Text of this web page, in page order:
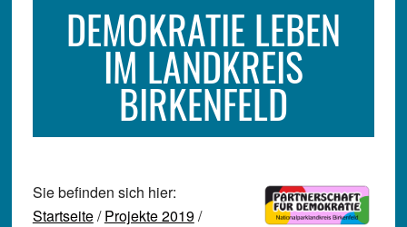
DEMOKRATIE LEBEN
IM LANDKREIS
BIRKENFELD
Sie befinden sich hier:
Startseite/Projekte 2019/